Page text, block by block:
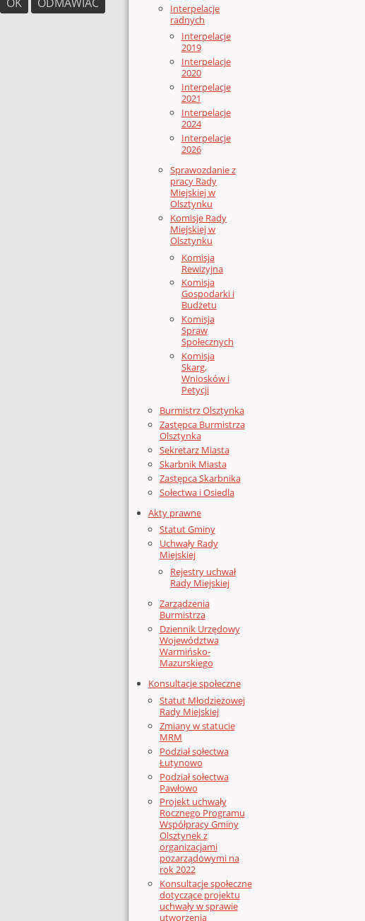
Interpelacje
radnych
Interpelacje
2019
Interpelacje
2020
Interpelacje
2021
Interpelacje
2024
Interpelacje
2026
Sprawozdanie z
pracy Rady
Miejskiej w
Olsztynku
Komisje Rady
Miejskiej w
Olsztynku
Komisja
Rewizyjna
Komisja
Gospodarki i
Budżetu
Komisja
Spraw
Społecznych
Komisja
Skarg,
Wniosków i
Petycji
Burmistrz Olsztynka
Zastępca Burmistrza
Olsztynka
Sekretarz Miasta
Skarbnik Miasta
Zastępca Skarbnika
Sołectwa i Osiedla
Akty prawne
Statut Gminy
Uchwały Rady
Miejskiej
Rejestry uchwał
Rady Miejskiej
Zarządzenia
Burmistrza
Dziennik Urzędowy
Województwa
Warmińsko-
Mazurskiego
Konsultacje społeczne
Statut Młodzieżowej
Rady Miejskiej
Zmiany w statucie
MRM
Podział sołectwa
Łutynowo
Podział sołectwa
Pawłowo
Projekt uchwały
Rocznego Programu
Współpracy Gminy
Olsztynek z
organizacjami
pozarządowymi na
rok 2022
Konsultacje społeczne
dotyczące projektu
uchwały w sprawie
utworzenia